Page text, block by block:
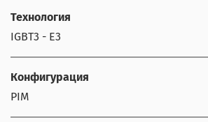
Технология
IGBT3 - E3
Конфигурация
PIM